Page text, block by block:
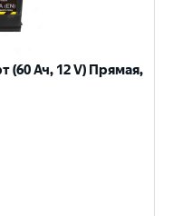
Ач, 12 V) Прямая,